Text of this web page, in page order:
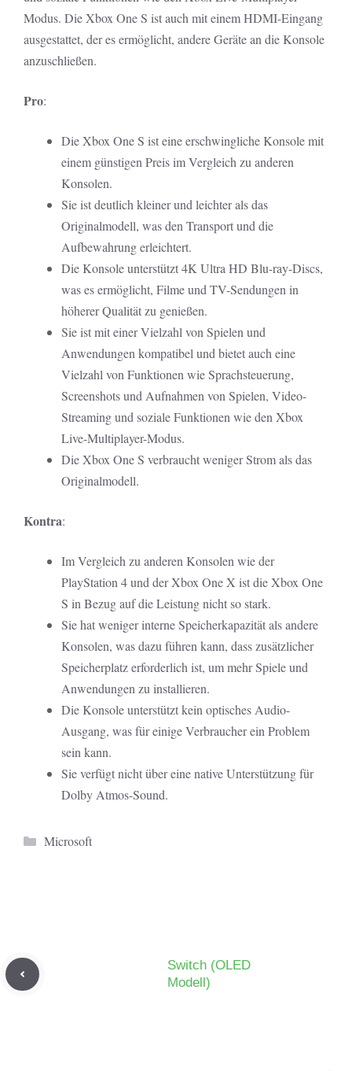
Modus. Die Xbox One S ist auch mit einem HDMI-Eingang
ausgestattet, der es ermöglicht, andere Geräte an die Konsole
anzuschließen.
Pro:
Die Xbox One S ist eine erschwingliche Konsole mit
einem günstigen Preis im Vergleich zu anderen
Konsolen.
Sie ist deutlich kleiner und leichter als das
Originalmodell, was den Transport und die
Aufbewahrung erleichtert.
Die Konsole unterstützt 4K Ultra HD Blu-ray-Discs,
was es ermöglicht, Filme und TV-Sendungen in
höherer Qualität zu genießen.
Sie ist mit einer Vielzahl von Spielen und
Anwendungen kompatibel und bietet auch eine
Vielzahl von Funktionen wie Sprachsteuerung,
Screenshots und Aufnahmen von Spielen, Video-
Streaming und soziale Funktionen wie den Xbox
Live-Multiplayer-Modus.
Die Xbox One S verbraucht weniger Strom als das
Originalmodell.
Kontra:
Im Vergleich zu anderen Konsolen wie der
PlayStation 4 und der Xbox One X ist die Xbox One
S in Bezug auf die Leistung nicht so stark.
Sie hat weniger interne Speicherkapazität als andere
Konsolen, was dazu führen kann, dass zusätzlicher
Speicherplatz erforderlich ist, um mehr Spiele und
Anwendungen zu installieren.
Die Konsole unterstützt kein optisches Audio-
Ausgang, was für einige Verbraucher ein Problem
sein kann.
Sie verfügt nicht über eine native Unterstützung für
Dolby Atmos-Sound.
Kategorien
Microsoft
Switch (OLED
Modell)